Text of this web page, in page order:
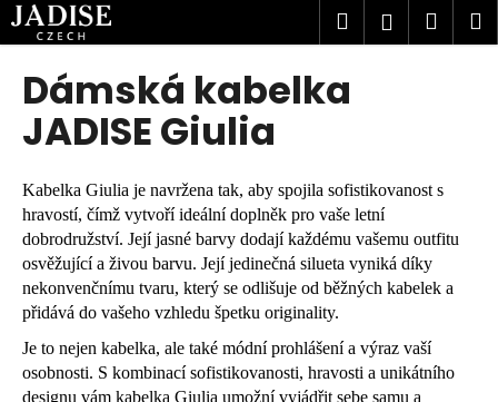
Přejít
na
obsah
Hledat
Dámská kabelka
JADISE Giulia
Kabelka Giulia je navržena tak, aby spojila sofistikovanost s
hravostí, čímž vytvoří ideální doplněk pro vaše letní
dobrodružství. Její jasné barvy dodají každému vašemu outfitu
osvěžující a živou barvu. Její jedinečná silueta vyniká díky
nekonvenčnímu tvaru, který se odlišuje od běžných kabelek a
přidává do vašeho vzhledu špetku originality.
Je to nejen kabelka, ale také módní prohlášení a výraz vaší
osobnosti. S kombinací sofistikovanosti, hravosti a unikátního
designu vám kabelka Giulia umožní vyjádřit sebe samu a
K
o
C
o
p
o
t
ř
e
b
u
j